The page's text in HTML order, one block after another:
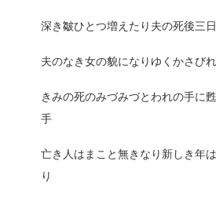
深き皺ひとつ増えたり夫の死後三
夫のなき女の貌になりゆくかさび
きみの死のみづみづとわれの手に
手
亡き人はまこと無きなり新しき年
り